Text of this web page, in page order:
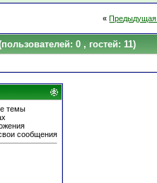
«
0 , гостей: 11)
темы
сообщения